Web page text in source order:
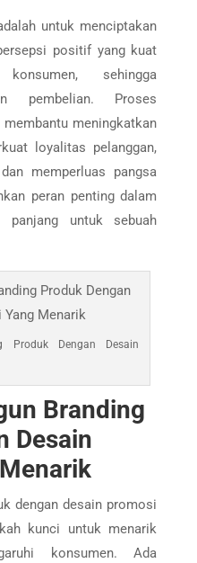
untuk menciptakan
positif yang kuat
sehingga
pembelian. Proses
meningkatkan
loyalitas pelanggan,
memperluas pangsa
peran penting dalam
panjang untuk sebuah
Produk Dengan Desain
Branding
Desain
dengan desain promosi
kunci untuk menarik
konsumen. Ada